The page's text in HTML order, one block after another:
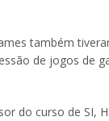
também
de jogos de
do curso de SI,